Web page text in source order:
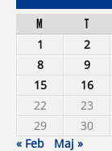
M T
1
2
8
9
15
16
22
23
29
30
« Feb
Maj »